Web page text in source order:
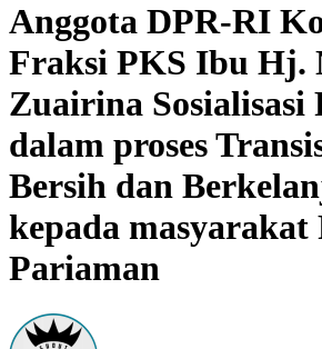
Anggota DPR-RI
Fraksi PKS Ibu Hj.
Zuairina Sosialisasi
dalam proses
Bersih dan
kepada masyarakat
Pariaman